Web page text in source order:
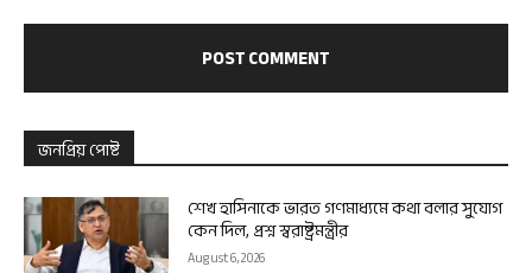
জনপ্রিয় পোষ্ট
শেখ হাসিনাকে ভারত গণমাধ্যমে কথা বলার সুযোগ
কেন দিল, প্রশ্ন স্বরাষ্ট্রমন্ত্রীর
August 6, 2026